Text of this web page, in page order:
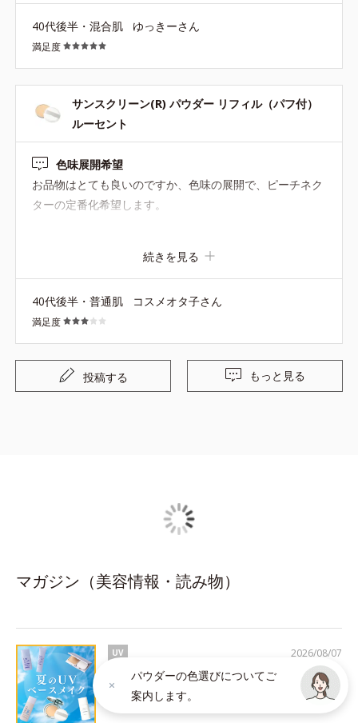
らいでびっくりです。
40代後半・混合肌 ゆっきーさん
満足度
サンスクリーン(R) パウダー リフィル（パフ付）
ルーセント
色味展開希望
お品物はとても良いのですか、色味の展開で、ピーチネク
ターの定番化希望します。
続きを見る
40代後半・普通肌 コスメオタ子さん
満足度
投稿する もっと見る
マガジン（美容情報・読み物）
UV
今年こそ、焼かない・崩さない！UVベースメ
イク５選
2026/08/07
パウダーの色選びについてご
案内します。